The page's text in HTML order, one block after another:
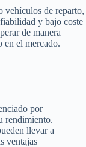
vehículos de reparto,
y bajo coste
de manera
en el mercado.
por
rendimiento.
llevar a
ventajas